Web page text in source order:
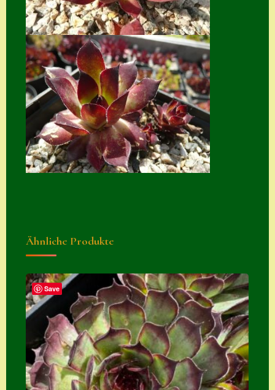
S. x nixonii
Semps die ich
suche
Semps von A – Z
Shop
Suche
Sue Thomas
Translator
Warenkorb
Widerrufsbelehru
ng
Zahlung
Zahlungs- &
Versandinfos
Ähnliche Produkte
Save